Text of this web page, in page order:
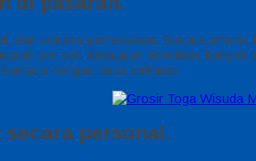
dan volume pemesanan. Secara
per set. Walaupun demikian,
dengan dana terbatas.
personal.